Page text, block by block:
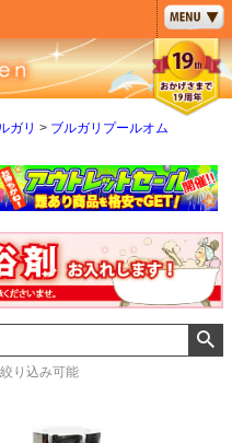
ガリ ブルガリプールオム
り込み可能
ペー
ジト
ップ
へ